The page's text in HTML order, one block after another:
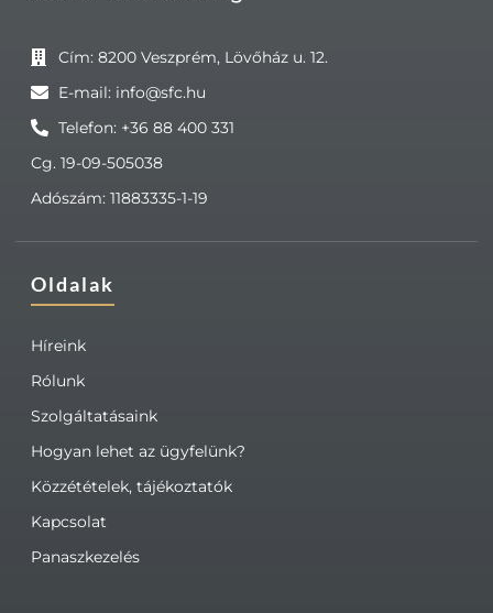
Cím: 8200 Veszprém, Lövőház u. 12.
E-mail: info@sfc.hu
Telefon: +36 88 400 331
Cg. 19-09-505038
Adószám: 11883335-1-19
Oldalak
Híreink
Rólunk
Szolgáltatásaink
Hogyan lehet az ügyfelünk?
Közzétételek, tájékoztatók
Kapcsolat
Panaszkezelés